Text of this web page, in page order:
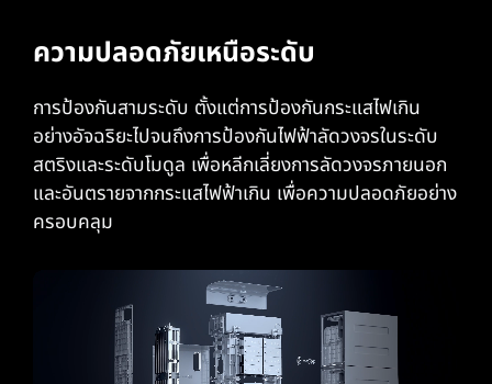
ความปลอดภัยเหนือระดับ
การป้องกันสามระดับ ตั้งแต่การป้องกันกระแสไฟเกิน
อย่างอัจฉริยะไปจนถึงการป้องกันไฟฟ้าลัดวงจรในระดับ
สตริงและระดับโมดูล เพื่อหลีกเลี่ยงการลัดวงจรภายนอก
และอันตรายจากกระแสไฟฟ้าเกิน เพื่อความปลอดภัยอย่าง
ครอบคลุม